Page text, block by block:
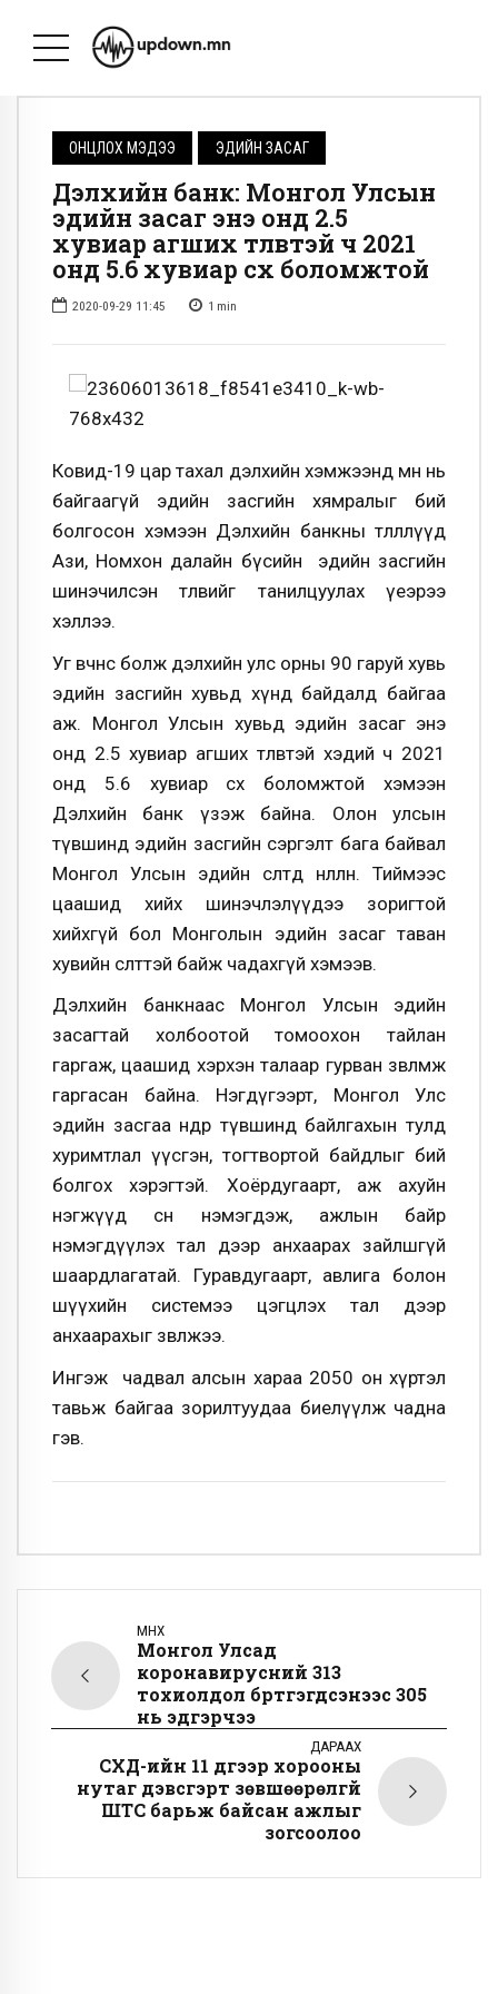
ОНЦЛОХ МЭДЭЭ ЭДИЙН ЗАСАГ
Дэлхийн банк: Монгол Улсын
эдийн засаг энэ онд 2.5
хувиар агших төлөвтэй ч 2021
онд 5.6 хувиар өсөх боломжтой
2020-09-29 11:45 1 min
Ковид-19 цар тахал дэлхийн хэмжээнд өмнө нь
байгаагүй эдийн засгийн хямралыг бий
болгосон хэмээн Дэлхийн банкны төлөөллүүд
Ази, Номхон далайн бүсийн эдийн засгийн
шинэчилсэн төлөвийг танилцуулах үеэрээ
хэллээ.
Уг өвчнөөс болж дэлхийн улс орны 90 гаруй хувь
эдийн засгийн хувьд хүнд байдалд байгаа
аж. Монгол Улсын хувьд эдийн засаг энэ
онд 2.5 хувиар агших төлөвтэй хэдий ч 2021
онд 5.6 хувиар өсөх боломжтой хэмээн
Дэлхийн банк үзэж байна. Олон улсын
түвшинд эдийн засгийн сэргэлт бага байвал
Монгол Улсын эдийн өсөлтөд нөлөөлнө. Тиймээс
цаашид хийх шинэчлэлүүдээ зоригтой
хийхгүй бол Монголын эдийн засаг таван
хувийн өсөлттэй байж чадахгүй хэмээв.
Дэлхийн банкнаас Монгол Улсын эдийн
засагтай холбоотой томоохон тайлан
гаргаж, цаашид хэрхэн талаар гурван зөвлөмж
гаргасан байна. Нэгдүгээрт, Монгол Улс
эдийн засгаа өндөр түвшинд байлгахын тулд
хуримтлал үүсгэн, тогтвортой байдлыг бий
болгох хэрэгтэй. Хоёрдугаарт, аж ахуйн
нэгжүүд өсөн нэмэгдэж, ажлын байр
нэмэгдүүлэх тал дээр анхаарах зайлшгүй
шаардлагатай. Гуравдугаарт, авлига болон
шүүхийн системээ цэгцлэх тал дээр
анхаарахыг зөвлөжээ.
Ингэж чадвал алсын хараа 2050 он хүртэл
тавьж байгаа зорилтуудаа биелүүлж чадна
гэв.
ӨМНӨХ
Монгол Улсад
коронавирусний 313
тохиолдол бүртгэгдсэнээс 305
нь эдгэрчээ
ДАРААХ
СХД-ийн 11 дүгээр хорооны
нутаг дэвсгэрт зөвшөөрөлгүй
ШТС барьж байсан ажлыг
зогсоолоо